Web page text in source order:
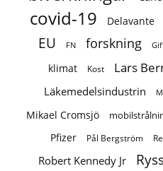
covid-19 Delavante
EU FN forskning
klimat
Kost Lars
Läkemedelsindustrin
Mikael Cromsjö
Pfizer Pål Bergström
Robert Kennedy Jr